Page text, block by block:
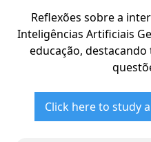
Reflexões sobre a
Inteligências Artificiais
educação,
Click here to study